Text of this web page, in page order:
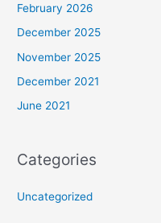
February 2026
December 2025
November 2025
December 2021
June 2021
Categories
Uncategorized